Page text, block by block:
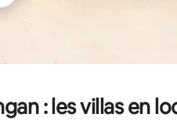
: les villas en